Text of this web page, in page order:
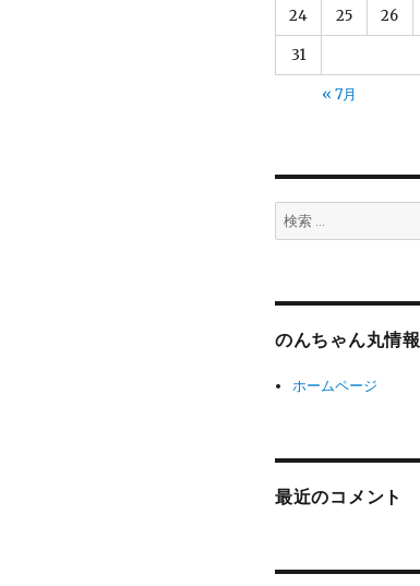
24 25 26
31
« 7月
検
索:
のんちゃん丸情報
ホームページ
最近のコメント